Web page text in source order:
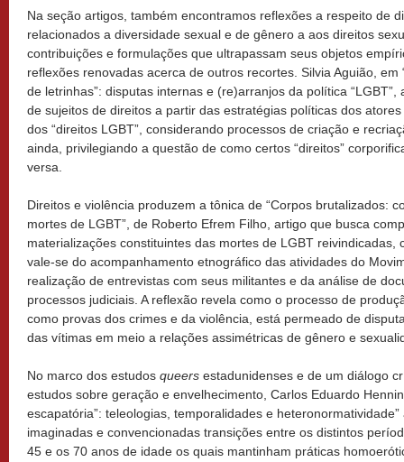
Na seção artigos, também encontramos reflexões a respeito de
relacionados a diversidade sexual e de gênero a aos direitos
contribuições e formulações que ultrapassam seus objetos
reflexões renovadas acerca de outros recortes. Silvia Aguião,
de letrinhas”: disputas internas e (re)arranjos da política
de sujeitos de direitos a partir das estratégias políticas dos
dos “direitos LGBT”, considerando processos de criação e
ainda, privilegiando a questão de como certos “direitos”
versa.
Direitos e violência produzem a tônica de “Corpos brutalizados:
mortes de LGBT”, de Roberto Efrem Filho, artigo que busca
materializações constituintes das mortes de LGBT reivindicadas,
vale-se do acompanhamento etnográfico das atividades do
realização de entrevistas com seus militantes e da análise de
processos judiciais. A reflexão revela como o processo de
como provas dos crimes e da violência, está permeado de
das vítimas em meio a relações assimétricas de gênero e
No marco dos estudos queers estadunidenses e de um diálogo
estudos sobre geração e envelhecimento, Carlos Eduardo
escapatória”: teleologias, temporalidades e
imaginadas e convencionadas transições entre os distintos
45 e os 70 anos de idade os quais mantinham práticas